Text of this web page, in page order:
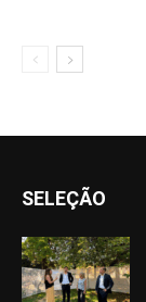
SELEÇÃO